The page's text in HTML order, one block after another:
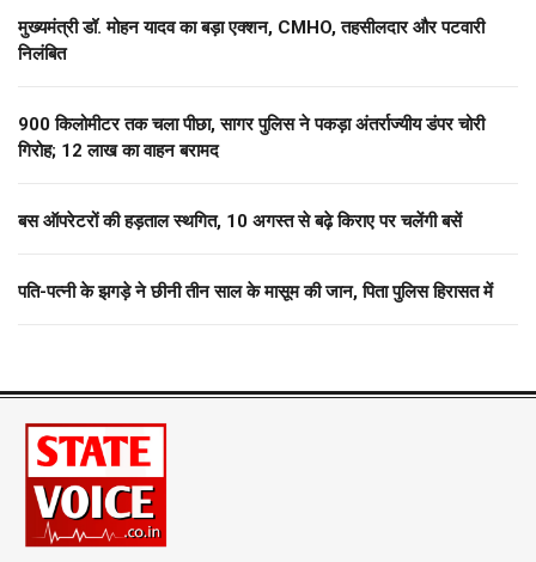
मुख्यमंत्री डॉ. मोहन यादव का बड़ा एक्शन, CMHO, तहसीलदार और पटवारी
निलंबित
900 किलोमीटर तक चला पीछा, सागर पुलिस ने पकड़ा अंतर्राज्यीय डंपर चोरी
गिरोह; 12 लाख का वाहन बरामद
बस ऑपरेटरों की हड़ताल स्थगित, 10 अगस्त से बढ़े किराए पर चलेंगी बसें
पति-पत्नी के झगड़े ने छीनी तीन साल के मासूम की जान, पिता पुलिस हिरासत में